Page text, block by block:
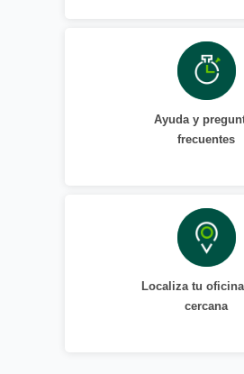
Ayuda y
frecuentes
Localiza tu
cercana